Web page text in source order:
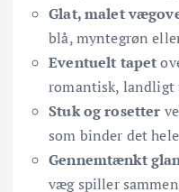
Glat, malet
blå, myntegrøn
Eventuelt tapet
romantisk, landligt
Stuk og rosetter
som binder det
Gennemtænkt
væg spiller